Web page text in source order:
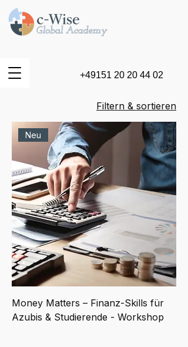
+49151 20 20 44 02
Filtern & sortieren
Neu
Money Matters – Finanz-Skills für
Azubis & Studierende - Workshop